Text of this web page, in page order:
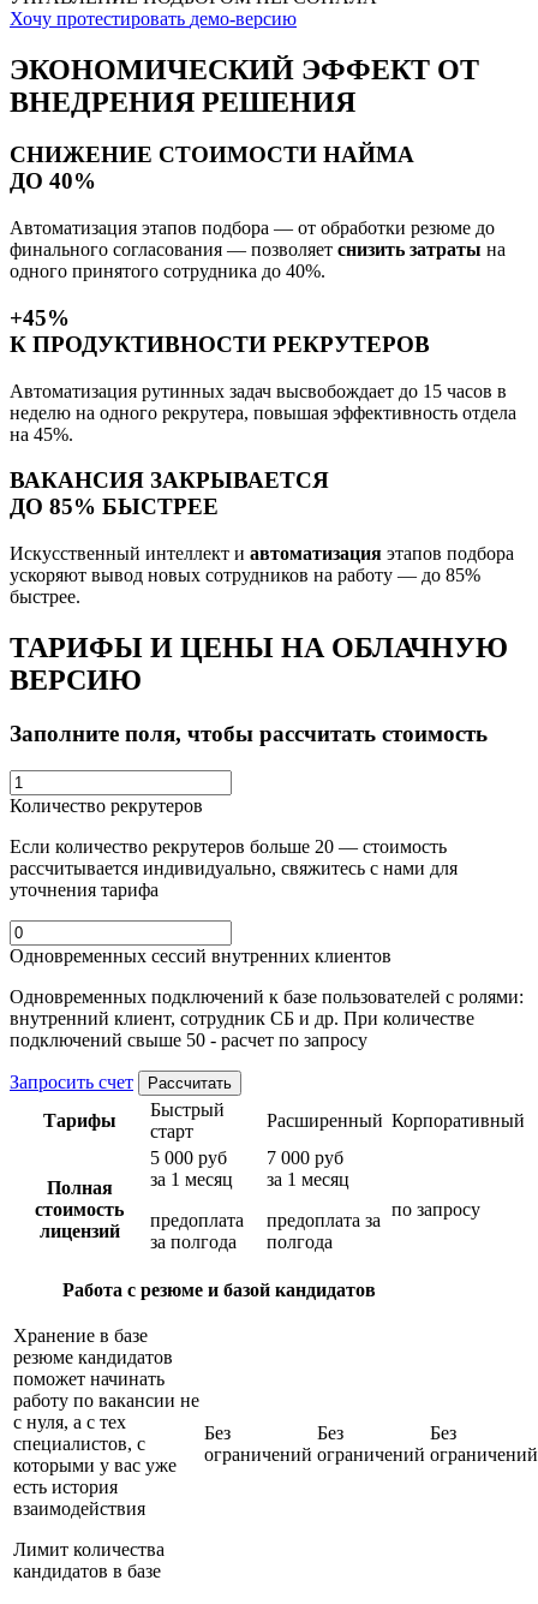
Хочу протестировать демо-версию
ЭКОНОМИЧЕСКИЙ ЭФФЕКТ ОТ
ВНЕДРЕНИЯ РЕШЕНИЯ
СНИЖЕНИЕ СТОИМОСТИ НАЙМА
ДО 40%
Автоматизация этапов подбора — от обработки резюме до
финального согласования — позволяет снизить затраты на
одного принятого сотрудника до 40%.
+45%
К ПРОДУКТИВНОСТИ РЕКРУТЕРОВ
Автоматизация рутинных задач высвобождает до 15 часов в
неделю на одного рекрутера, повышая эффективность отдела
на 45%.
ВАКАНСИЯ ЗАКРЫВАЕТСЯ
ДО 85% БЫСТРЕЕ
Искусственный интеллект и автоматизация этапов подбора
ускоряют вывод новых сотрудников на работу — до 85%
быстрее.
ТАРИФЫ И ЦЕНЫ НА ОБЛАЧНУЮ
ВЕРСИЮ
Заполните поля, чтобы рассчитать стоимость
Количество рекрутеров
Если количество рекрутеров больше 20 — стоимость
рассчитывается индивидуально, свяжитесь с нами для
уточнения тарифа
Одновременных сессий внутренних клиентов
Одновременных подключений к базе пользователей с ролями:
внутренний клиент, сотрудник СБ и др. При количестве
подключений свыше 50 - расчет по запросу
Запросить счет Рассчитать
Тарифы
Быстрый
старт
Расширенный Корпоративный
Полная
стоимость
лицензий
5 000 руб
за 1 месяц
предоплата
за полгода
7 000 руб
за 1 месяц
предоплата за
полгода
по запросу
Работа с резюме и базой кандидатов
Хранение в базе
резюме кандидатов
поможет начинать
работу по вакансии не
с нуля, а с тех
специалистов, с
которыми у вас уже
есть история
взаимодействия
Лимит количества
кандидатов в базе
Без
ограничений
Без
ограничений
Без
ограничений